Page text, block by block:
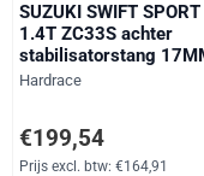
SUZUKI SWIFT
1.4T ZC33S achter
stabilisatorstang
5PCS / SET
Merk:
Hardrace
Prijs: 199,54, exclusief
€199,54
Prijs excl. btw: €164,91